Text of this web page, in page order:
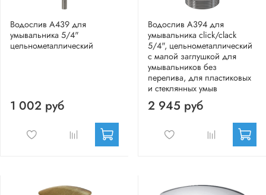
Водослив A439 для
умывальника 5/4"
цельнометаллический
1 002 руб
Водослив A394 для
умывальника click/clack
5/4", цельнометаллический
с малой заглушкой для
умывальников без
перелива, для пластиковых
и стеклянных умыв
2 945 руб